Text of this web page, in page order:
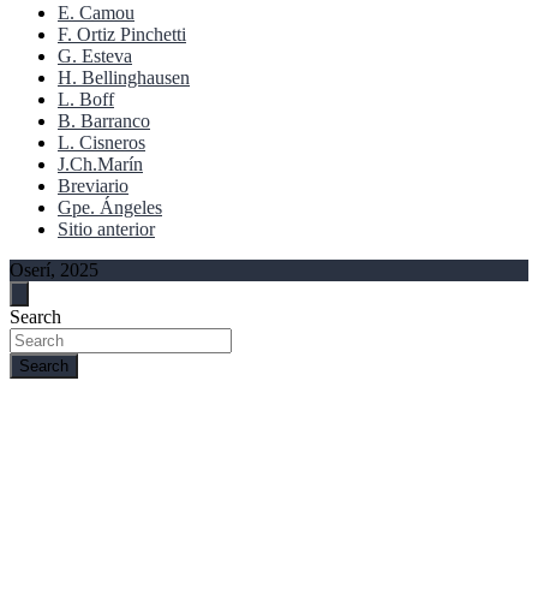
E. Camou
F. Ortiz Pinchetti
G. Esteva
H. Bellinghausen
L. Boff
B. Barranco
L. Cisneros
J.Ch.Marín
Breviario
Gpe. Ángeles
Sitio anterior
Oserí, 2025
Search
Search